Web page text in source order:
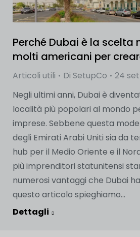
Perché Dubai è la scelta
molti americani per
Articoli utili Di SetupCo
24
Negli ultimi anni, Dubai è
località più popolari al mondo
imprese. Sebbene questa
degli Emirati Arabi Uniti sia da
hub per il Medio Oriente e il
più imprenditori statunitensi
numerosi vantaggi che Dubai
questo articolo spieghiamo...
Dettagli